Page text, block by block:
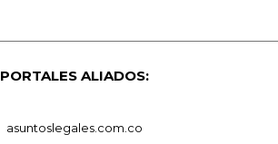
PORTALES ALIADOS:
asuntoslegales.com.co